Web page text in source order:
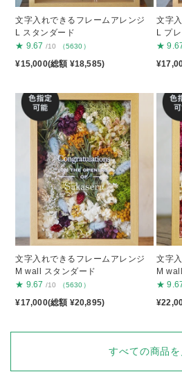
文字入れできるフレームアレンジ
L スタンダード
★ 9.67 /10 （5630）
¥15,000(総額 ¥18,585)
文字
L プ
★
文字入れできるフレームアレンジ
M wall スタンダード
★ 9.67 /10 （5630）
¥17,000(総額 ¥20,895)
文字
M
★
すべての商品を